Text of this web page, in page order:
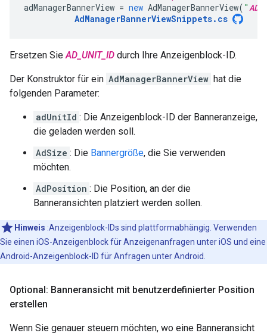
adManagerBannerView = new AdManagerBannerView( "
AdManagerBannerViewSnippets. cs
Ersetzen SieAD_UNIT_ID durch Ihre Anzeigenblock-ID.
Der Konstruktor für ein AdManagerBannerView hat die
folgenden Parameter:
adUnitId : Die Anzeigenblock-ID der Banneranzeige,
die geladen werden soll.
AdSize : Die Bannergröße, die Sie verwenden
möchten.
AdPosition : Die Position, an der die
Banneransichten platziert werden sollen.
Hinweis :Anzeigenblock-IDs sind plattformabhängig. Verwenden
Sie einen iOS-Anzeigenblock für Anzeigenanfragen unter iOS und eine
Android-Anzeigenblock-ID für Anfragen unter Android.
Optional: Banneransicht mit benutzerdefinierter Position
erstellen
Wenn Sie genauer steuern möchten, wo eine Banneransicht